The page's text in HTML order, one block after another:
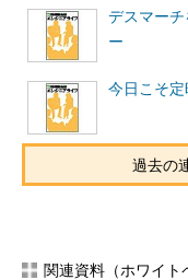
デスマー
ー
今日こそ定
過去の
関連資料（ホワイト